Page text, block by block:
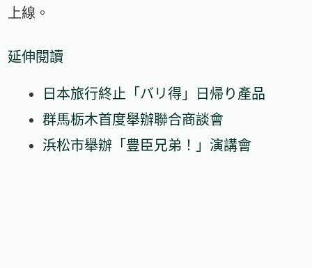
上線。
延伸閱讀
日本旅行終止「バリ得」日帰り產品
群馬栃木首度舉辦聯合商談會
浜松市舉辦「豊臣兄弟！」演講會